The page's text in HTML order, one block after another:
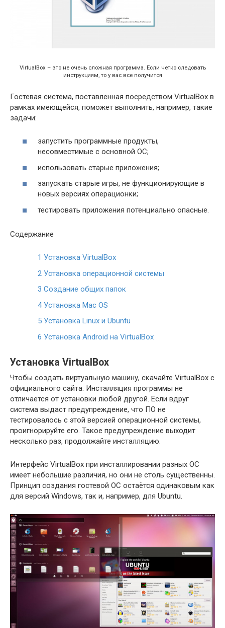
VirtualBox – это не очень сложная программа. Если четко следовать
инструкциям, то у вас все получится
Гостевая система, поставленная посредством VirtualBox в
рамках имеющейся, поможет выполнить, например, такие
задачи:
запустить программные продукты,
несовместимые с основной ОС;
использовать старые приложения;
запускать старые игры, не функционирующие в
новых версиях операционки;
тестировать приложения потенциально опасные.
Содержание
1 Установка VirtualBox
2 Установка операционной системы
3 Создание общих папок
4Установка Mac OS
5 Установка Linux и Ubuntu
6 Установка Android на VirtualBox
Установка VirtualBox
Чтобы создать виртуальную машину, скачайте VirtualBox с
официального сайта. Инсталляция программы не
отличается от установки любой другой. Если вдруг
система выдаст предупреждение, что ПО не
тестировалось с этой версией операционной системы,
проигнорируйте его. Такое предупреждение выходит
несколько раз, продолжайте инсталляцию.
Интерфейс VirtualBox при инсталлировании разных ОС
имеет небольшие различия, но они не столь существенны.
Принцип создания гостевой ОС остаётся одинаковым как
для версий Windows, так и, например, для Ubuntu.